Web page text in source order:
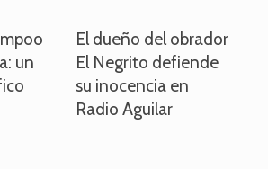
un
El dueño del obrador
El Negrito defiende
su inocencia en
Radio Aguilar